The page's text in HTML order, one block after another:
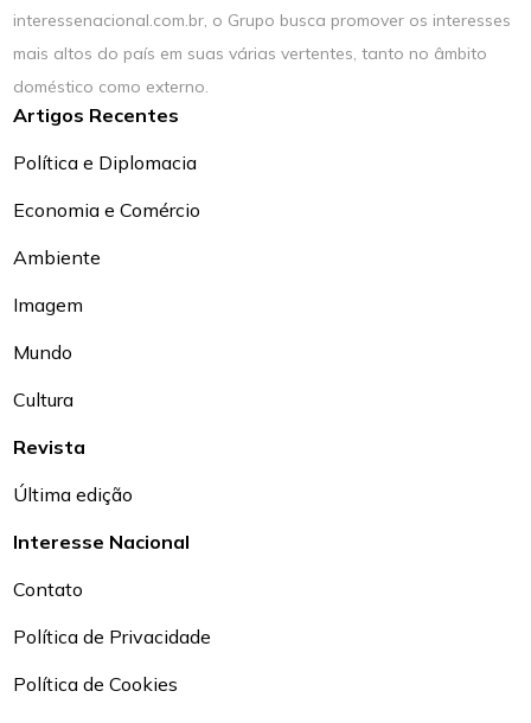
interessenacional.com.br, o Grupo busca promover os interesses
mais altos do país em suas várias vertentes, tanto no âmbito
doméstico como externo.
Artigos Recentes
Política e Diplomacia
Economia e Comércio
Ambiente
Imagem
Mundo
Cultura
Revista
Última edição
Interesse Nacional
Contato
Política de Privacidade
Política de Cookies